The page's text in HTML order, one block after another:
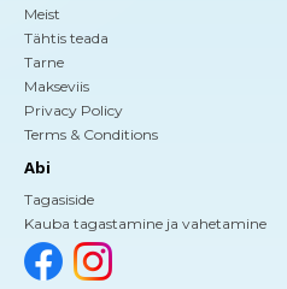
Meist
Tähtis teada
Tarne
Makseviis
Privacy Policy
Terms & Conditions
Abi
Tagasiside
Kauba tagastamine ja vahetamine